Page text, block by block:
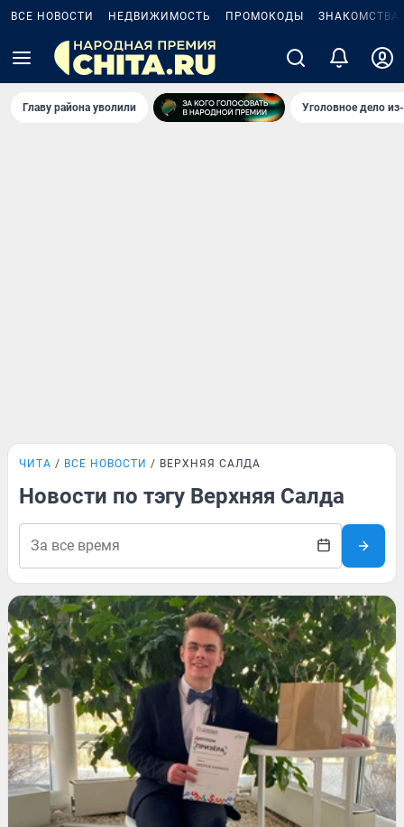
ВСЕ НОВОСТИ НЕДВИЖИМОСТЬ ПРОМОКОДЫ ЗНАКОМСТВА
Главу района уволили Уголовное дело
ЧИТА ВСЕ НОВОСТИ ВЕРХНЯЯ САЛДА
Новости по тэгу Верхняя Салда